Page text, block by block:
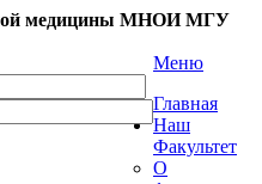
медицины МНОИ МГУ
Меню
Главная
Наш
Факультет
О